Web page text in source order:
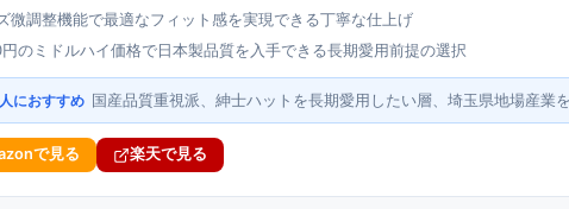
微調整機能で最適なフィット感を実現できる丁寧な仕上げ
のミドルハイ価格で日本製品質を入手できる長期愛用前提の選択
におすすめ 国産品質重視派、紳士ハットを長期愛用したい層、埼玉県地場産業
で見る 楽天で見る